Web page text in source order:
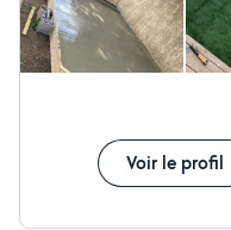
Voir le profil